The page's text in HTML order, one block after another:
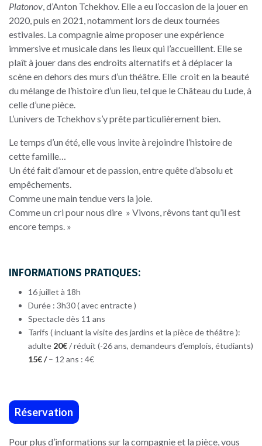
Platonov, d’Anton Tchekhov. Elle a eu l’occasion de la jouer en
2020, puis en 2021, notamment lors de deux tournées
estivales. La compagnie aime proposer une expérience
immersive et musicale dans les lieux qui l’accueillent. Elle se
plaît à jouer dans des endroits alternatifs et à déplacer la
scène en dehors des murs d’un théâtre. Elle croit en la beauté
du mélange de l’histoire d’un lieu, tel que le Château du Lude, à
celle d’une pièce.
L’univers de Tchekhov s’y prête particulièrement bien.
Le temps d’un été, elle vous invite à rejoindre l’histoire de
cette famille…
Un été fait d’amour et de passion, entre quête d’absolu et
empêchements.
Comme une main tendue vers la joie.
Comme un cri pour nous dire » Vivons, rêvons tant qu’il est
encore temps. »
INFORMATIONS PRATIQUES:
16 juillet à 18h
Durée : 3h30 ( avec entracte )
Spectacle dès 11 ans
Tarifs ( incluant la visite des jardins et la pièce de théâtre ):
adulte 20€/ réduit (-26 ans, demandeurs d’emplois, étudiants)
15€ /– 12 ans : 4€
Réservation
Pour plus d’informations sur la compagnie et la pièce, vous